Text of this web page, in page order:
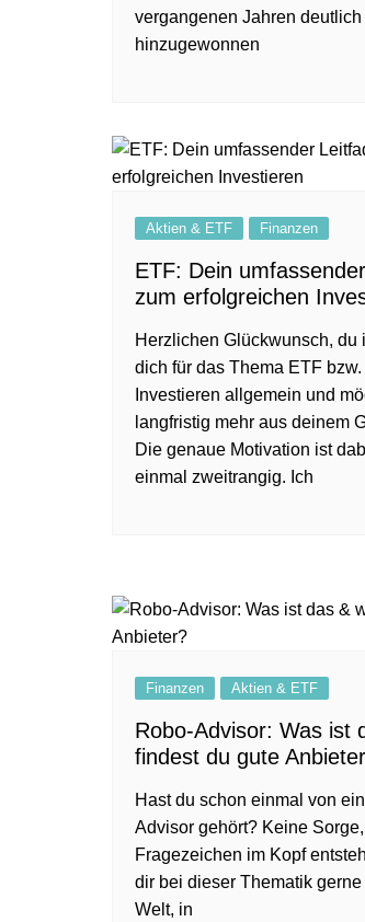
vergangenen Jahren
hinzugewonnen
Aktien & ETF Finanzen
ETF: Dein
zum erfolgreichen
Herzlichen Glückwunsch, du
dich für das Thema ETF
Investieren allgemein und
langfristig mehr aus deinem
Die genaue Motivation ist
einmal zweitrangig. Ich
Finanzen Aktien & ETF
Robo-Advisor: Was ist
findest du gute
Hast du schon einmal von
Advisor gehört? Keine
Fragezeichen im Kopf
dir bei dieser Thematik
Welt, in